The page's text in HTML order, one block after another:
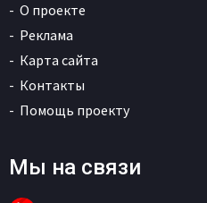
О проекте
Реклама
Карта сайта
Контакты
Помощь проекту
Мы на связи